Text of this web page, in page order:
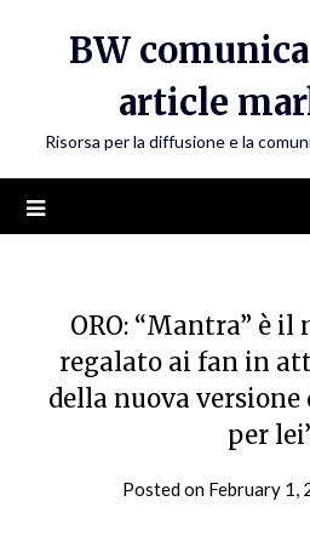
BW
article
Risorsa per la diffusione e la
ORO: “Mantra” è
regalato ai fan in
della nuova versione
per
Posted on February 1,